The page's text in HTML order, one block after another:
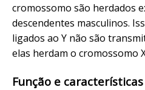
cromossomo são herdados
descendentes masculinos.
ligados ao Y não são
elas herdam o cromossomo
Função e